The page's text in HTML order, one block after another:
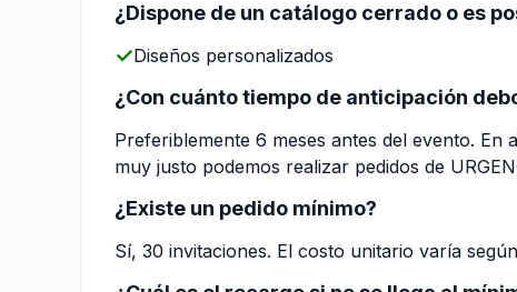
¿Dispone de un catálogo cerrado o es
Diseños personalizados
¿Con cuánto tiempo de anticipación
Preferiblemente 6 meses antes del evento.
muy justo podemos realizar pedidos de
¿Existe un pedido mínimo?
Sí, 30 invitaciones. El costo unitario varía